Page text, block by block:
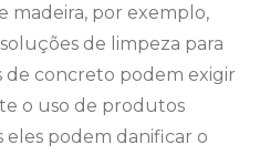
madeira, por exemplo,
de limpeza para
de concreto podem exigir
o uso de produtos
eles podem danificar o